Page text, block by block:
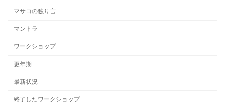
マサコの独り言
マントラ
ワークショップ
更年期
最新状況
終了したワークショップ